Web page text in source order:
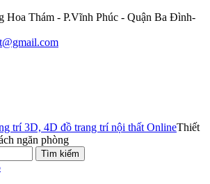
Hoa Thám - P.Vĩnh Phúc - Quận Ba Đình-
Thiết
ngăn phòng
Tìm kiếm